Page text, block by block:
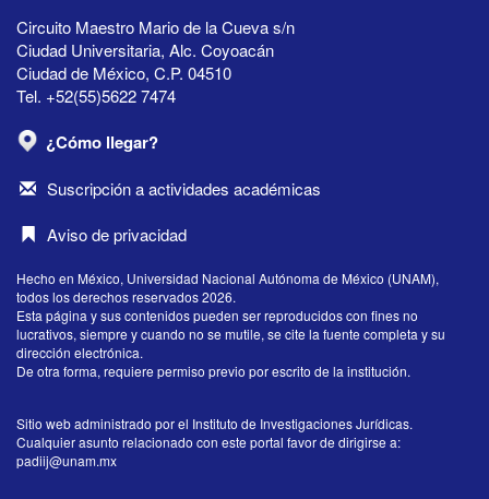
Circuito Maestro Mario de la Cueva s/n
Ciudad Universitaria, Alc. Coyoacán
Ciudad de México, C.P. 04510
Tel. +52(55)5622 7474
¿Cómo llegar?
Suscripción a actividades académicas
Aviso de privacidad
Hecho en México, Universidad Nacional Autónoma de México (UNAM),
todos los derechos reservados 2026.
Esta página y sus contenidos pueden ser reproducidos con fines no
lucrativos, siempre y cuando no se mutile, se cite la fuente completa y su
dirección electrónica.
De otra forma, requiere permiso previo por escrito de la institución.
Sitio web administrado por el Instituto de Investigaciones Jurídicas.
Cualquier asunto relacionado con este portal favor de dirigirse a:
padiij@unam.mx